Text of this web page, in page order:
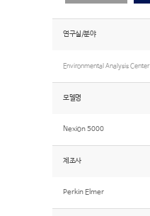
연구실/분야
Environmental Analysis Center
모델명
Nexion 5000
제조사
Perkin Elmer